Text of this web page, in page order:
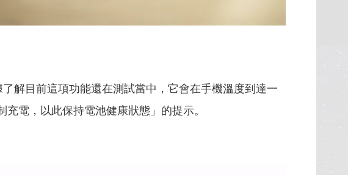
解目前這項功能還在測試當中，它會在手機溫度到達一
電，以此保持電池健康狀態」的提示。